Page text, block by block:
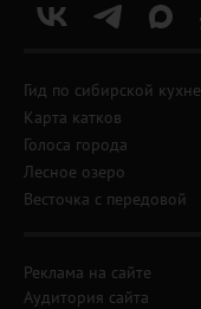
Гид по сибирской кухне
Карта катков
Голоса города
Лесное озеро
Весточка с передовой
Реклама на сайте
Аудитория сайта